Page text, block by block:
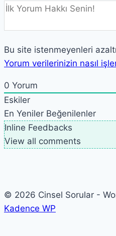
Bu site istenmeyenleri
Yorum verilerinizin nasıl
0 Yorum
Eskiler
En Yeniler Beğenilenler
Inline Feedbacks
View all comments
© 2026 Cinsel Sorular -
Kadence WP